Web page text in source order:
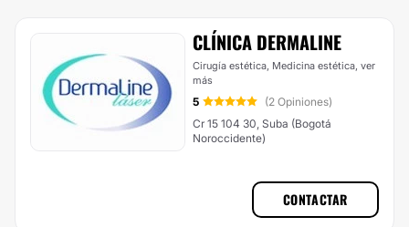
​CLÍNICA DERMALINE
Cirugía estética, Medicina estética, ver
más
5
(2 Opiniones)
Cr 15 104 30, Suba (Bogotá
Noroccidente)
CONTACTAR